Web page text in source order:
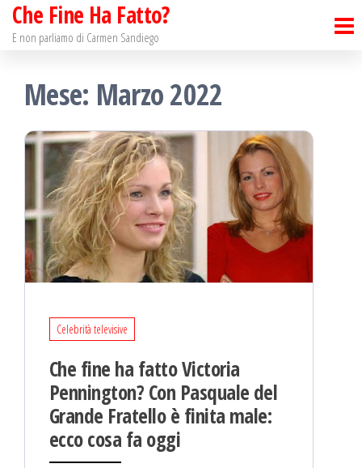
SaltaChe Fine Ha Fatto?
E non parliamo di Carmen Sandiego
Mese: Marzo 2022
Celebrità televisive
Che fine ha fatto Victoria
Pennington? Con Pasquale del
Grande Fratello è finita male:
ecco cosa fa oggi